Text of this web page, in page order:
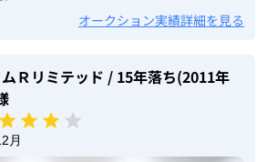
オークション実績詳細を見る
Ｒリミテッド / 15年落ち(2011年
月